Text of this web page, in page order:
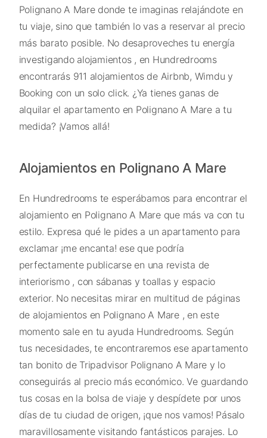
Polignano A Mare donde te imaginas relajándote en
tu viaje, sino que también lo vas a reservar al precio
más barato posible. No desaproveches tu energía
investigando alojamientos , en Hundredrooms
encontrarás 911 alojamientos de Airbnb, Wimdu y
Booking con un solo click. ¿Ya tienes ganas de
alquilar el apartamento en Polignano A Mare a tu
medida? ¡Vamos allá!
Alojamientos en Polignano A Mare
En Hundredrooms te esperábamos para encontrar el
alojamiento en Polignano A Mare que más va con tu
estilo. Expresa qué le pides a un apartamento para
exclamar ¡me encanta! ese que podría
perfectamente publicarse en una revista de
interiorismo , con sábanas y toallas y espacio
exterior. No necesitas mirar en multitud de páginas
de alojamientos en Polignano A Mare , en este
momento sale en tu ayuda Hundredrooms. Según
tus necesidades, te encontraremos ese apartamento
tan bonito de Tripadvisor Polignano A Mare y lo
conseguirás al precio más económico. Ve guardando
tus cosas en la bolsa de viaje y despídete por unos
días de tu ciudad de origen, ¡que nos vamos! Pásalo
maravillosamente visitando fantásticos parajes. Lo